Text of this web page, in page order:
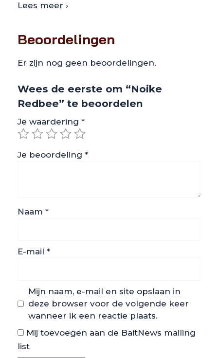
Lees meer ›
Beoordelingen
Er zijn nog geen beoordelingen.
Wees de eerste om “Noike
Redbee” te beoordelen
Je waardering *
Je beoordeling *
Naam *
E-mail *
Mijn naam, e-mail en site opslaan in
deze browser voor de volgende keer
wanneer ik een reactie plaats.
Mij toevoegen aan de BaitNews mailing
list